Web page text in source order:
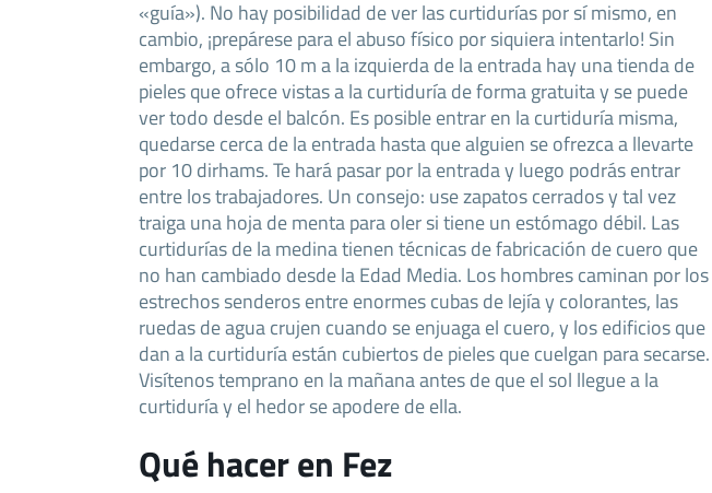
«guía»). No hay posibilidad de ver las curtidurías por sí mismo, en
cambio, ¡prepárese para el abuso físico por siquiera intentarlo! Sin
embargo, a sólo 10 m a la izquierda de la entrada hay una tienda de
pieles que ofrece vistas a la curtiduría de forma gratuita y se puede
ver todo desde el balcón. Es posible entrar en la curtiduría misma,
quedarse cerca de la entrada hasta que alguien se ofrezca a llevarte
por 10 dirhams. Te hará pasar por la entrada y luego podrás entrar
entre los trabajadores. Un consejo: use zapatos cerrados y tal vez
traiga una hoja de menta para oler si tiene un estómago débil. Las
curtidurías de la medina tienen técnicas de fabricación de cuero que
no han cambiado desde la Edad Media. Los hombres caminan por los
estrechos senderos entre enormes cubas de lejía y colorantes, las
ruedas de agua crujen cuando se enjuaga el cuero, y los edificios que
dan a la curtiduría están cubiertos de pieles que cuelgan para secarse.
Visítenos temprano en la mañana antes de que el sol llegue a la
curtiduría y el hedor se apodere de ella.
Qué hacer en Fez